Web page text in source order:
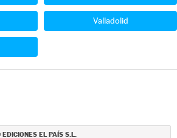
Valladolid
EDICIONES EL PAÍS S.L.